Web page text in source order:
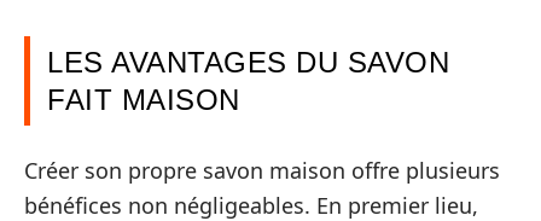
LES AVANTAGES DU SAVON
FAIT MAISON
Créer son propre savon maison offre plusieurs
bénéfices non négligeables. En premier lieu,